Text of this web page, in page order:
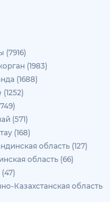
(7916)
(1983)
(1688)
(571)
(168)
область (127)
область (66)
Казахстанская область